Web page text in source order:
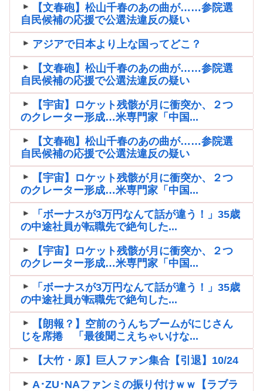
【文春砲】松山千春のあの曲が……参院選
自民候補の応援で公選法違反の疑い
アジアで日本より上な国ってどこ？
【文春砲】松山千春のあの曲が……参院選
自民候補の応援で公選法違反の疑い
【宇宙】ロケット残骸が月に衝突か、２つ
のクレーター形成…米専門家「中国...
【文春砲】松山千春のあの曲が……参院選
自民候補の応援で公選法違反の疑い
【宇宙】ロケット残骸が月に衝突か、２つ
のクレーター形成…米専門家「中国...
「ボーナスが3万円なんて話が違う！」35歳
の中途社員が転職先で絶句した...
【宇宙】ロケット残骸が月に衝突か、２つ
のクレーター形成…米専門家「中国...
「ボーナスが3万円なんて話が違う！」35歳
の中途社員が転職先で絶句した...
【朗報？】空前のうんちブームがにじさん
じを席捲 「最後聞こえちゃいけな...
【大竹・原】巨人ファン集合【引退】10/24
A･ZU･NAファンミの振り付けｗｗ【ラブラ